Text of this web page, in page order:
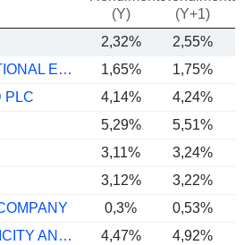
(Y)
(Y+1)
2,32% 2,55%
ABU DHABI NATIONAL ENERGY COMPANY
1,65% 1,75%
PLC
4,14% 4,24%
5,29% 5,51%
3,11% 3,24%
3,12% 3,22%
0,3% 0,53%
DUBAI ELECTRICITY AND WATER AUTHORITY
4,47% 4,92%